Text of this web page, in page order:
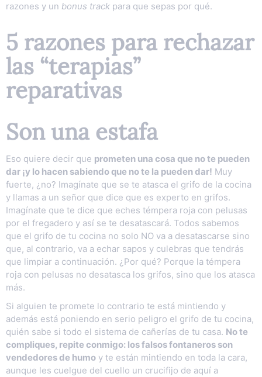
razones y un bonus track para que sepas por qué.
5 razones para rechazar
las “terapias”
reparativas
Son una estafa
Eso quiere decir que prometen una cosa que no te pueden
dar ¡y lo hacen sabiendo que no te la pueden dar! Muy
fuerte, ¿no? Imagínate que se te atasca el grifo de la cocina
y llamas a un señor que dice que es experto en grifos.
Imagínate que te dice que eches témpera roja con pelusas
por el fregadero y así se te desatascará. Todos sabemos
que el grifo de tu cocina no solo NO va a desatascarse sino
que, al contrario, va a echar sapos y culebras que tendrás
que limpiar a continuación. ¿Por qué? Porque la témpera
roja con pelusas no desatasca los grifos, sino que los atasca
más.
Si alguien te promete lo contrario te está mintiendo y
además está poniendo en serio peligro el grifo de tu cocina,
quién sabe si todo el sistema de cañerías de tu casa. No te
compliques, repite conmigo: los falsos fontaneros son
vendedores de humo y te están mintiendo en toda la cara,
aunque les cuelgue del cuello un crucifijo de aquí a